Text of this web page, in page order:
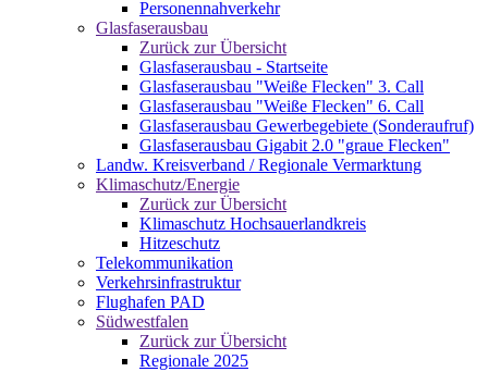
Personennahverkehr
Glasfaserausbau
Zurück zur Übersicht
Glasfaserausbau - Startseite
Glasfaserausbau "Weiße Flecken" 3. Call
Glasfaserausbau "Weiße Flecken" 6. Call
Glasfaserausbau Gewerbegebiete (Sonderaufruf)
Glasfaserausbau Gigabit 2.0 "graue Flecken"
Landw. Kreisverband / Regionale Vermarktung
Klimaschutz/Energie
Zurück zur Übersicht
Klimaschutz Hochsauerlandkreis
Hitzeschutz
Telekommunikation
Verkehrsinfrastruktur
Flughafen PAD
Südwestfalen
Zurück zur Übersicht
Regionale 2025